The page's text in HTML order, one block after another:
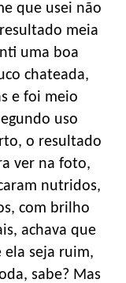
que usei não
meia
uma boa
chateada,
e foi meio
uso
o resultado
ver na foto,
nutridos,
com brilho
achava que
seja ruim,
sabe? Mas